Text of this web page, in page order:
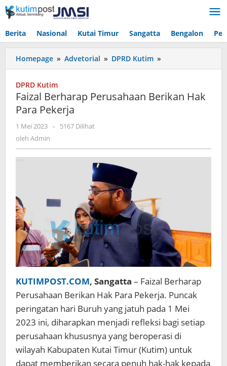
Lewati
ke
Berita Nasional Kutai Timur Sangatta Bengalon
Homepage » Advetorial » DPRD Kutim »
Berharap
Hak
DPRD Kutim
Faizal Berharap Perusahaan Berikan Hak
Para Pekerja
1 Mei 2023 oleh
-
5167 Dilihat
oleh Admin
KUTIMPOST.COM, Sangatta – Faizal Berharap
Perusahaan Berikan Hak Para Pekerja. Puncak
peringatan hari Buruh yang jatuh pada 1 Mei
2023 ini, diharapkan menjadi refleksi bagi setiap
perusahaan khususnya yang beroperasi di
wilayah Kabupaten Kutai Timur (Kutim) untuk
dapat memberikan secara penuh hak-hak kepada